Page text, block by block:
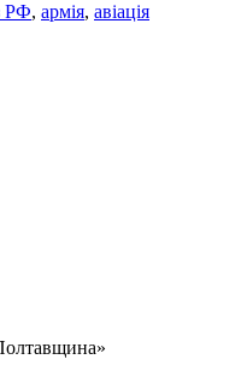
РФ, армія, авіація